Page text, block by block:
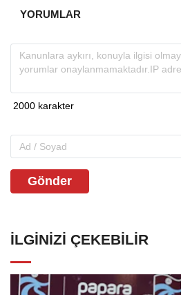
YORUMLAR
Gönder
İLGINIZI ÇEKEBILIR